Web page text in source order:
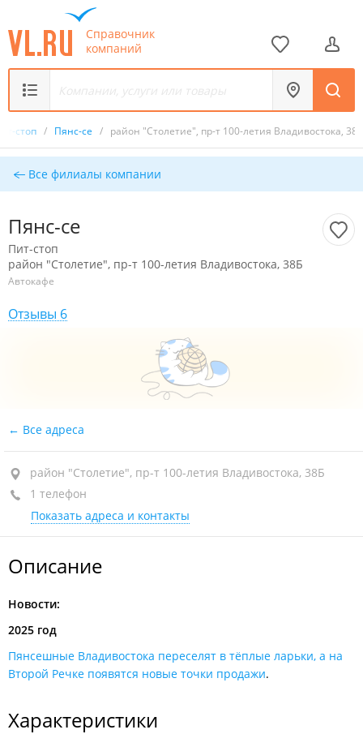
Справочник
компаний
стоп / Пянс-се / район "Столетие", пр-т 100-летия Владивостока, 38Б
Все филиалы компании
Пянс-се
Пит-стоп
район "Столетие", пр-т 100-летия Владивостока, 38Б
Автокафе
Отзывы 6
Все адреса
район "Столетие", пр-т 100-летия Владивостока, 38Б
1 телефон
Показать адреса и контакты
Описание
Новости:
2025 год
Пянсешные Владивостока переселят в тёплые ларьки, а на
Второй Речке появятся новые точки продажи.
Характеристики